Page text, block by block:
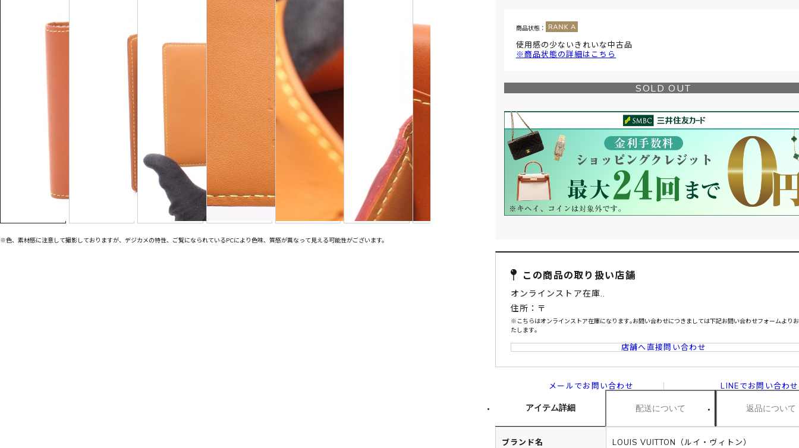
SOLD OUT
※色、素材感に注意して撮影しておりますが、デジカメの特性、ご覧になられているPCにより色味、質感が異なって見える可能性がございます。
商品状態：
使用感の少ないきれいな中古品
※商品状態の詳細はこちら
SOLD OUT
この商品の取り扱い店舗
オンラインストア在庫..
住所：〒
※こちらはオンラインストア在庫になります｡お問い合わせにつきましては下記お問い合わせフォームより
たします｡
店舗へ直接問い合わせ
メールでお問い合わせ LINEでお問い合わせ
アイテム詳細 配送について 返品について
ブランド名 LOUIS VUITTON（ルイ・ヴィトン）